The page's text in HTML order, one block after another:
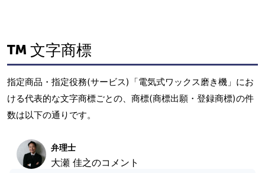
文字商標
指定商品・指定役務(サービス)「電気式ワックス磨き機」にお
ける代表的な文字商標ごとの、商標(商標出願・登録商標)の件
数は以下の通りです。
弁理士
大瀬 佳之のコメント